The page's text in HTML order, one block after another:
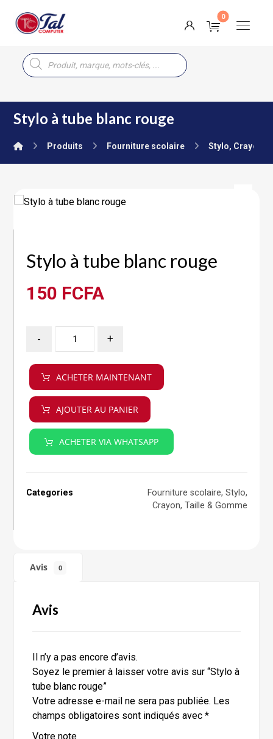
Stylo à tube blanc rouge
Produits Fourniture scolaire Stylo, Crayon,
Stylo à tube blanc rouge
150 FCFA
- +
ACHETER MAINTENANT
AJOUTER AU PANIER
ACHETER VIA WHATSAPP
Categories Fourniture scolaire, Stylo,
Crayon, Taille & Gomme
Avis 0
Avis
Il n’y a pas encore d’avis.
Soyez le premier à laisser votre avis sur “Stylo à
tube blanc rouge”
Votre adresse e-mail ne sera pas publiée. Les
champs obligatoires sont indiqués avec*
Votre note